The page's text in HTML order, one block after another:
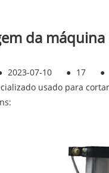
da
2023-07-10 ● 17 ●
usado para